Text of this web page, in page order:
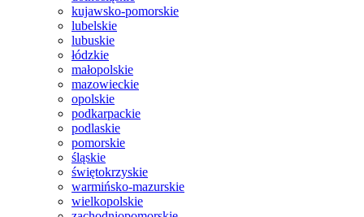
kujawsko-pomorskie
lubelskie
lubuskie
łódzkie
małopolskie
mazowieckie
opolskie
podkarpackie
podlaskie
pomorskie
śląskie
świętokrzyskie
warmińsko-mazurskie
wielkopolskie